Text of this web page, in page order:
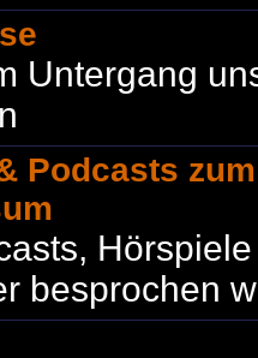
Untergang
Podcasts
besprochen